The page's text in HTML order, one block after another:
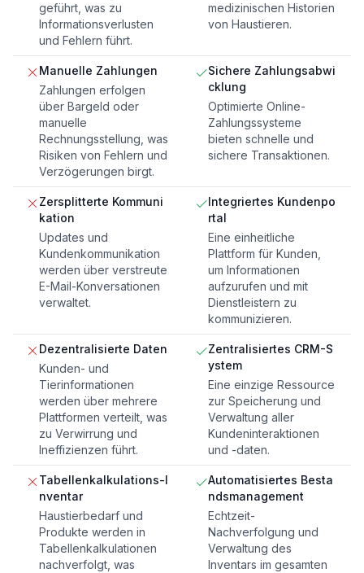
geführt, was zu
Informationsverlusten
und Fehlern führt.
medizinischen Historien
von Haustieren.
Manuelle Zahlungen
Zahlungen erfolgen
über Bargeld oder
manuelle
Rechnungsstellung, was
Risiken von Fehlern und
Verzögerungen birgt.
Sichere Zahlungsabwi
cklung
Optimierte Online-
Zahlungssysteme
bieten schnelle und
sichere Transaktionen.
Zersplitterte Kommuni
kation
Updates und
Kundenkommunikation
werden über verstreute
E-Mail-Konversationen
verwaltet.
Integriertes Kundenpo
rtal
Eine einheitliche
Plattform für Kunden,
um Informationen
aufzurufen und mit
Dienstleistern zu
kommunizieren.
Dezentralisierte Daten
Kunden- und
Tierinformationen
werden über mehrere
Plattformen verteilt, was
zu Verwirrung und
Ineffizienzen führt.
Zentralisiertes CRM-S
ystem
Eine einzige Ressource
zur Speicherung und
Verwaltung aller
Kundeninteraktionen
und -daten.
Tabellenkalkulations-I
nventar
Haustierbedarf und
Produkte werden in
Tabellenkalkulationen
nachverfolgt, was
Automatisiertes Besta
ndsmanagement
Echtzeit-
Nachverfolgung und
Verwaltung des
Inventars im gesamten